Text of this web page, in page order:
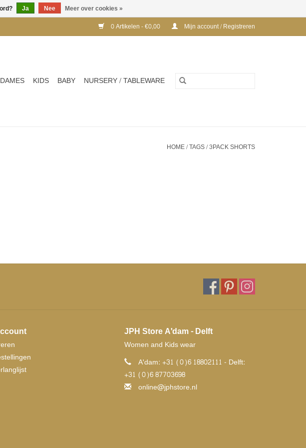
0 Artikelen - €0,00 Mijn account / Registreren
DAMES KIDS BABY NURSERY / TABLEWARE
HOME/TAGS/3PACK SHORTS
JPH Store A'dam - Delft
Women and Kids wear
A'dam: +31 (0)6 18802111 - Delft:
+31 (0)6 87703698
online@jphstore.nl
Ja Nee Meer over cookies »